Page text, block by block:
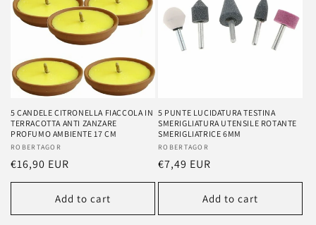
o
n
:
5 CANDELE CITRONELLA FIACCOLA IN
TERRACOTTA ANTI ZANZARE
PROFUMO AMBIENTE 17 CM
Vendor:
ROBERTAGOR
Regular
price
€16,90 EUR
Add to cart
5 PUNTE LUCIDATURA TESTINA
SMERIGLIATURA UTENSILE ROTANTE
SMERIGLIATRICE 6MM
Vendor:
ROBERTAGOR
Regular
price
€7,49 EUR
Add to cart